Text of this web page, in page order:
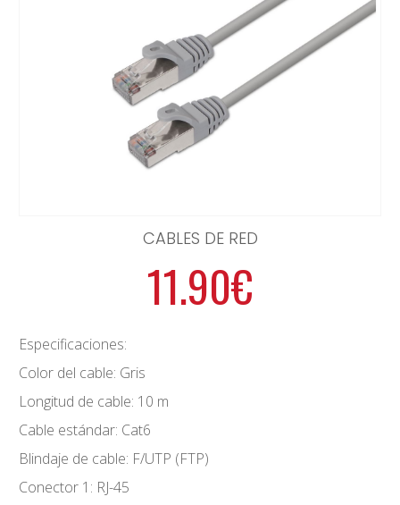
CABLES DE RED
11.90€
Especificaciones:
Color del cable: Gris
Longitud de cable: 10 m
Cable estándar: Cat6
Blindaje de cable: F/UTP (FTP)
Conector 1: RJ-45